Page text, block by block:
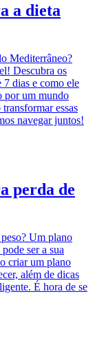
a dieta
Mediterrâneo?
Descubra os
7 dias e como ele
por um mundo
essas
navegar juntos!
perda de
Um plano
ser a sua
criar um plano
além de dicas
É hora de se